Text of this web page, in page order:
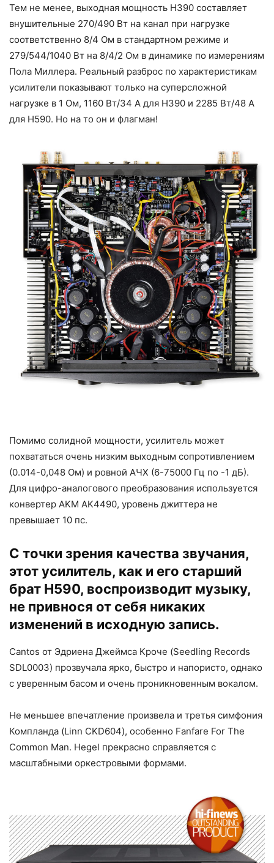
Тем не менее, выходная мощность H390 составляет
внушительные 270/490 Вт на канал при нагрузке
соответственно 8/4 Ом в стандартном режиме и
279/544/1040 Вт на 8/4/2 Ом в динамике по измерениям
Пола Миллера. Реальный разброс по характеристикам
усилители показывают только на суперсложной
нагрузке в 1 Ом, 1160 Вт/34 А для H390 и 2285 Вт/48 А
для H590. Но на то он и флагман!
Помимо солидной мощности, усилитель может
похвататься очень низким выходным сопротивлением
(0.014-0,048 Ом) и ровной АЧХ (6-75000 Гц по -1 дБ).
Для цифро-аналогового преобразования используется
конвертер AKM AK4490, уровень джиттера не
превышает 10 пс.
С точки зрения качества звучания,
этот усилитель, как и его старший
брат H590, воспроизводит музыку,
не привнося от себя никаких
изменений в исходную запись.
Cantos от Эдриена Джеймса Кроче (Seedling Records
SDL0003) прозвучала ярко, быстро и напористо, однако
с уверенным басом и очень проникновенным вокалом.
Не меньшее впечатление произвела и третья симфония
Компланда (Linn CKD604), особенно Fanfare For The
Common Man. Hegel прекрасно справляется с
масштабными оркестровыми формами.